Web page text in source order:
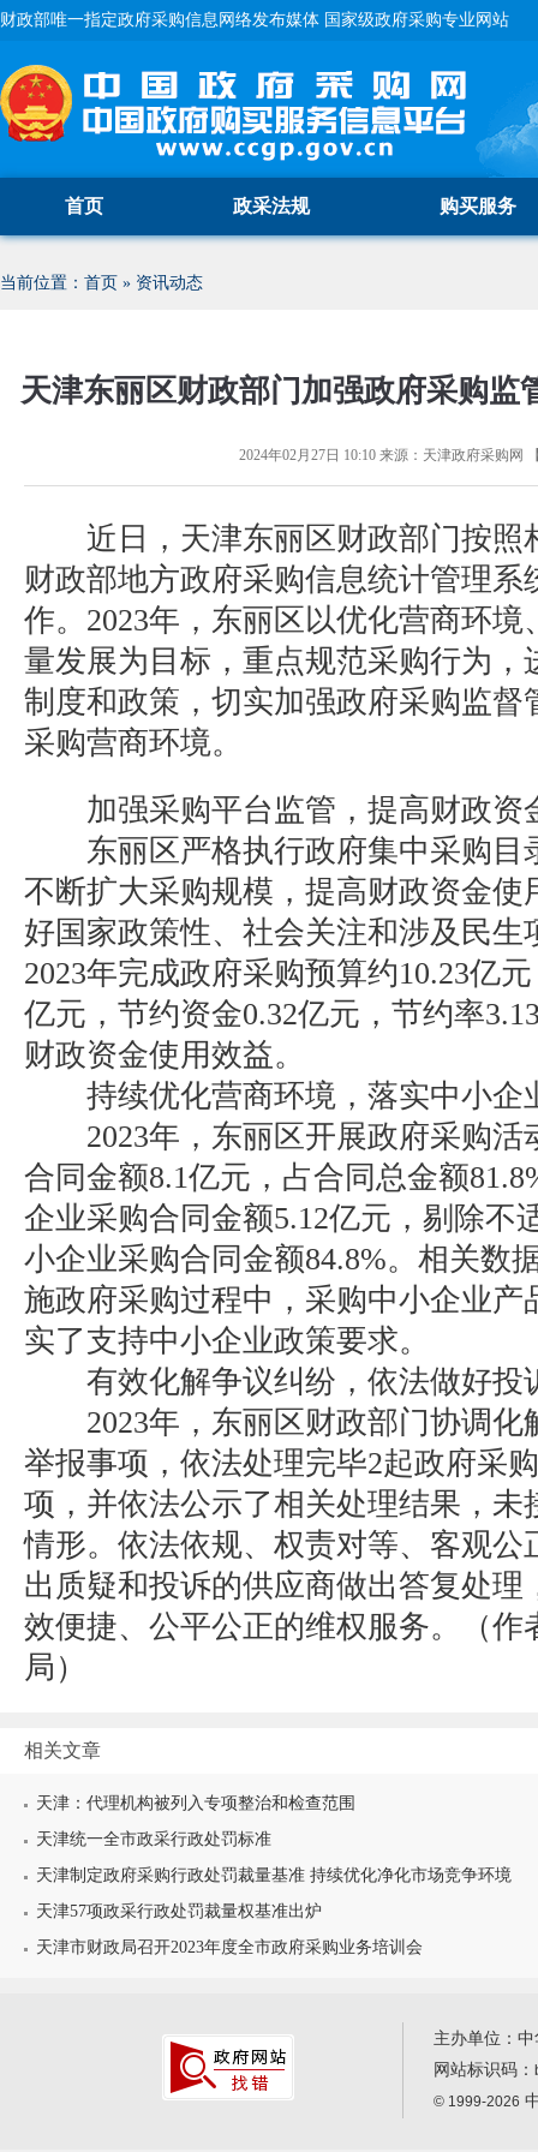
财政部唯一指定政府采购信息网络发布媒体 国家级政府采购专业网站
首页 政采法规 购买服务
当前位置： 首页 » 资讯动态
天津东丽区财政部门加强政府采购监
2024年02月27日 10:10来源： 天津政府采购网
近日，天津东丽区财政部门按照
财政部地方政府采购信息统计管理系
作。2023年，东丽区以优化营商环
量发展为目标，重点规范采购行为，
制度和政策，切实加强政府采购监督
采购营商环境。
加强采购平台监管，提高财政资
东丽区严格执行政府集中采购目
不断扩大采购规模，提高财政资金使
好国家政策性、社会关注和涉及民生
2023年完成政府采购预算约10.23亿
亿元，节约资金0.32亿元，节约率
财政资金使用效益。
持续优化营商环境，落实中小企
2023年，东丽区开展政府采购活
合同金额8.1亿元，占合同总金额
企业采购合同金额5.12亿元，剔除不
小企业采购合同金额84.8%。相关数
施政府采购过程中，采购中小企业产
实了支持中小企业政策要求。
有效化解争议纠纷，依法做好投
2023年，东丽区财政部门协调化
举报事项，依法处理完毕2起政府采
项，并依法公示了相关处理结果，未
情形。依法依规、权责对等、客观公
出质疑和投诉的供应商做出答复处理
效便捷、公平公正的维权服务。（作
局）
相关文章
天津：代理机构被列入专项整治和检查范围
天津统一全市政采行政处罚标准
天津制定政府采购行政处罚裁量基准 持续优化净化市场竞争环境
天津57项政采行政处罚裁量权基准出炉
天津市财政局召开2023年度全市政府采购业务培训会
主办单位：
网站标识码：
© 1999-2026